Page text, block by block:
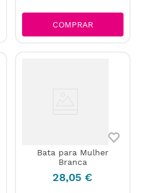
COMPRAR
Bata para Mulher
Branca
28,05 €